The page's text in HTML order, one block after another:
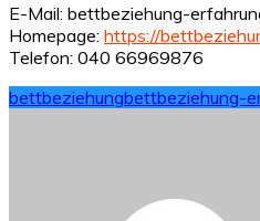
E-Mail: bettbeziehung-
Homepage: https://
Telefon: 040 66969876
bettbeziehungbettbeziehung-